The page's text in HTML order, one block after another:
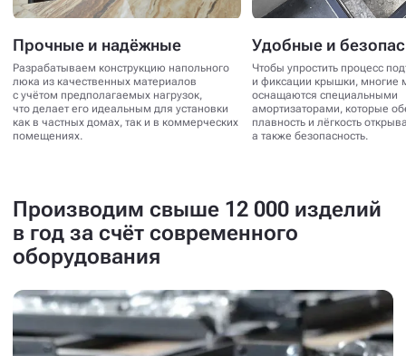
Прочные и надёжные
Разрабатываем конструкцию напольного
люка из качественных материалов
с учётом предполагаемых нагрузок,
что делает его идеальным для установки
как в частных домах, так и в коммерческих
помещениях.
Удобные и
Чтобы упростить процесс
и фиксации крышки, многие
оснащаются специальными
амортизаторами, которые
плавность и лёгкость
а также безопасность.
Производим свыше 12 000 изделий
в год за счёт современного
оборудования